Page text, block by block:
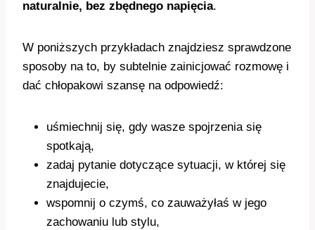
naturalnie, bez zbędnego napięcia.
W poniższych przykładach znajdziesz sprawdzone
sposoby na to, by subtelnie zainicjować rozmowę i
dać chłopakowi szansę na odpowiedź:
uśmiechnij się, gdy wasze spojrzenia się
spotkają,
zadaj pytanie dotyczące sytuacji, w której się
znajdujecie,
wspomnij o czymś, co zauważyłaś w jego
zachowaniu lub stylu,